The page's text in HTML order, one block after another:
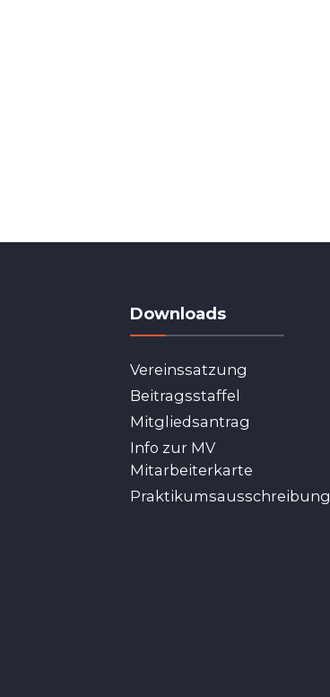
Downloads
Vereinssatzung
Beitragsstaffel
Mitgliedsantrag
Info zur MV
Mitarbeiterkarte
Praktikumsausschreibung